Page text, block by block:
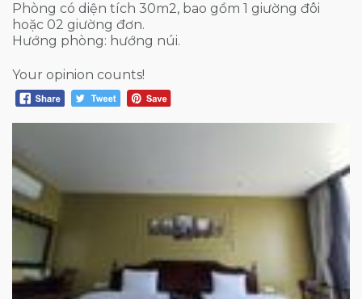
Phòng có diện tích 30m2, bao gồm 1 giường đôi
hoặc 02 giường đơn.
Hướng phòng: hướng núi.
Your opinion counts!